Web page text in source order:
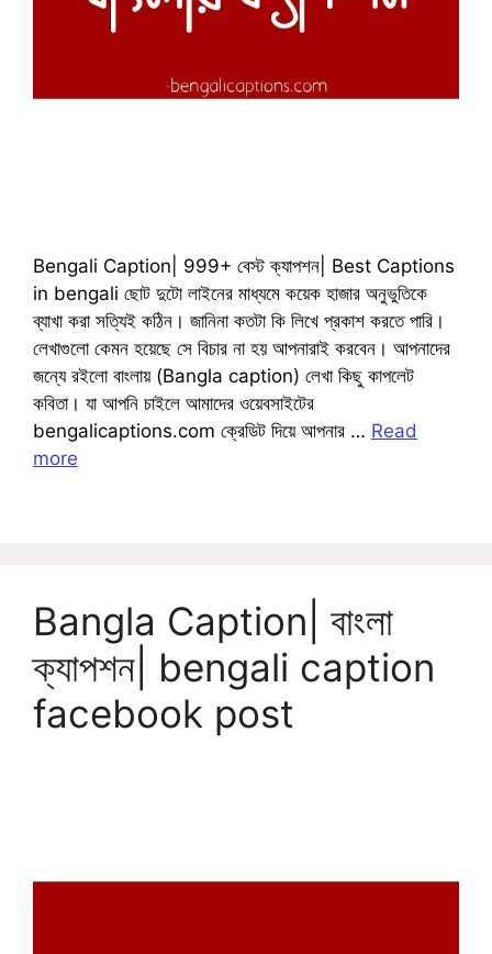
Bengali Caption| 999+ বেস্ট ক্যাপশন| Best Captions
in bengali ছোট দুটো লাইনের মাধ্যমে কয়েক হাজার অনুভুতিকে
ব্যাখা করা সত্যিই কঠিন। জানিনা কতটা কি লিখে প্রকাশ করতে পারি।
লেখাগুলো কেমন হয়েছে সে বিচার না হয় আপনারাই করবেন। আপনাদের
জন্যে রইলো বাংলায় (Bangla caption) লেখা কিছু কাপলেট
কবিতা। যা আপনি চাইলে আমাদের ওয়েবসাইটের
bengalicaptions.com ক্রেডিট দিয়ে আপনার … Read
more
Bangla Caption| বাংলা
ক্যাপশন| bengali caption
facebook post